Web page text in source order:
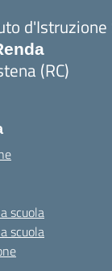
d'Istruzione
(RC)
scuola
scuola